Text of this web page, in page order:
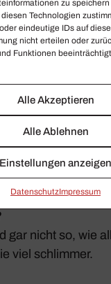
zu speichern
Technologien
eindeutige IDs auf
nicht erteilen oder
Funktionen
Alle Akzeptieren
Alle Ablehnen
Einstellungen anzeigen
Daten­schutzImpressum
in der
einen Abend
beeindrucken
mit Emotio­na­lität
als Musiker, die
würden
gar nicht so, wie
viel schlimmer.